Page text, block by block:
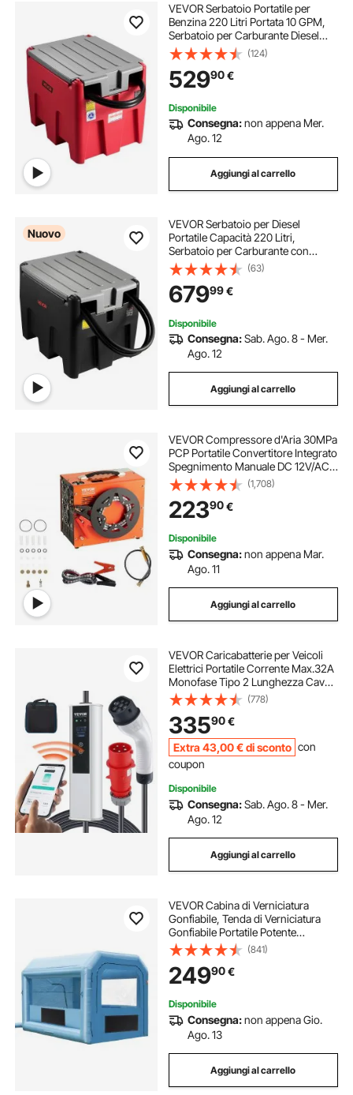
VEVOR Serbatoio Portatile per
Benzina 220 Litri Portata 10 GPM,
Serbatoio per Carburante Diesel
con Pompa di Trasferimento
Elettrica 102W, Tubo Flessibile,
Trasporto del Carburante, Rosso
(124)
52990€
Disponibile
Consegna:non appena Mer.
Ago. 12
Aggiungi al carrello
Nuovo
VEVOR Serbatoio per Diesel
Portatile Capacità 220 Litri,
Serbatoio per Carburante con
Pompa di Trasferimento Elettrica da
12 V Potenza 140W, Lunghezza
Cavo Alimentazione 3,9m, Nero
(63)
67999€
Disponibile
Consegna:Sab. Ago. 8 - Mer.
Ago. 12
Aggiungi al carrello
VEVOR Compressore d'Aria 30MPa
PCP Portatile Convertitore Integrato
Spegnimento Manuale DC 12V/AC
230V, Compressore d'Aria Portatile
ad Alta Pressione Senza Acqua
Senza Olio per Pistola Aria
Compressa
(1,708)
22390€
Disponibile
Consegna:non appena Mar.
Ago. 11
Aggiungi al carrello
VEVOR Caricabatterie per Veicoli
Elettrici Portatile Corrente Max.32A
Monofase Tipo 2 Lunghezza Cavo
7,5m, Caricabatterie EV Portatile
Impermeabilità Schermo LCD IP66
Potenza 7,36kW/22kW Controllo
APP
(778)
33590€
Extra 43,00 €di sconto con
coupon
Disponibile
Consegna:Sab. Ago. 8 - Mer.
Ago. 12
Aggiungi al carrello
VEVOR Cabina di Verniciatura
Gonfiabile, Tenda di Verniciatura
Gonfiabile Portatile Potente
Ventilatore, Sistema di Filtro
dell'Aria, Verniciatura per Auto
Veicoli e Mobili 4 x 3 x 2,75 m, 750
W
(841)
24990€
Disponibile
Consegna:non appena Gio.
Ago. 13
Aggiungi al carrello